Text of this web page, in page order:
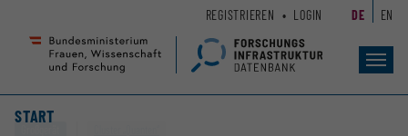
Seiteninhalt
Accesskey
Hauptnavigation
Accesskey
START
REGISTRIEREN LOGIN DE EN